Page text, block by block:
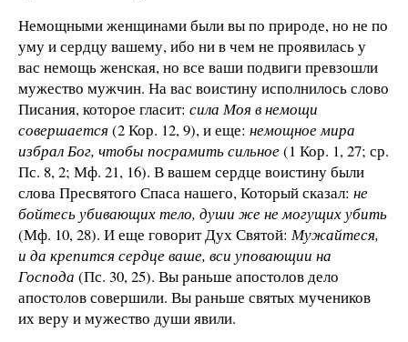
Немощными женщинами были вы по природе, но не по
уму и сердцу вашему, ибо ни в чем не проявилась у
вас немощь женская, но все ваши подвиги превзошли
мужество мужчин. На вас воистину исполнилось слово
Писания, которое гласит: сила Моя в немощи
совершается (2 Кор. 12, 9), и еще: немощное мира
избрал Бог, чтобы посрамить сильное(1 Кор. 1, 27; ср.
Пс. 8, 2; Мф. 21, 16). В вашем сердце воистину были
слова Пресвятого Спаса нашего, Который сказал: не
бойтесь убивающих тело, души же не могущих убить
(Мф. 10, 28). И еще говорит Дух Святой: Мужайтеся,
и да крепится сердце ваше, вси уповающии на
Господа (Пс. 30, 25). Вы раньше апостолов дело
апостолов совершили. Вы раньше святых мучеников
их веру и мужество души явили.